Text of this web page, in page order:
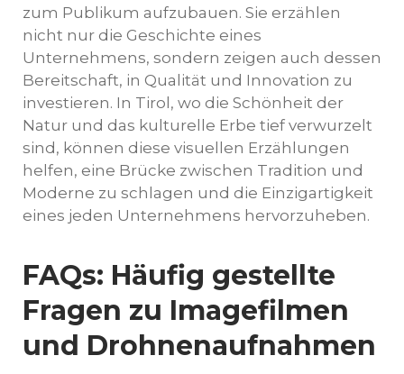
zum Publikum aufzubauen. Sie erzählen
nicht nur die Geschichte eines
Unternehmens, sondern zeigen auch dessen
Bereitschaft, in Qualität und Innovation zu
investieren. In Tirol, wo die Schönheit der
Natur und das kulturelle Erbe tief verwurzelt
sind, können diese visuellen Erzählungen
helfen, eine Brücke zwischen Tradition und
Moderne zu schlagen und die Einzigartigkeit
eines jeden Unternehmens hervorzuheben.
FAQs: Häufig gestellte
Fragen zu Imagefilmen
und Drohnenaufnahmen